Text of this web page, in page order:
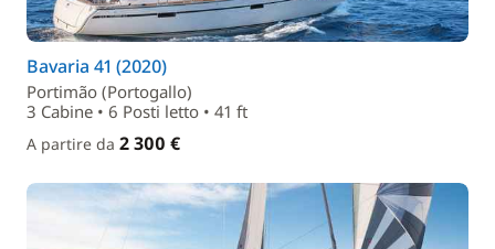
Bavaria 41 (2020)
Portimão (Portogallo)
3 Cabine • 6 Posti letto • 41 ft
A partire da 2 300 €